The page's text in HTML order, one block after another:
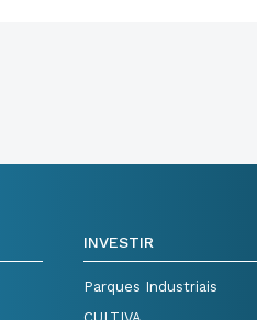
INVESTIR
Parques Industriais